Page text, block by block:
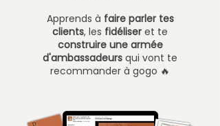
Apprends à faire parler tes
clients, les fidéliser et te
construire une armée
d'ambassadeurs qui vont te
recommander à gogo 🔥